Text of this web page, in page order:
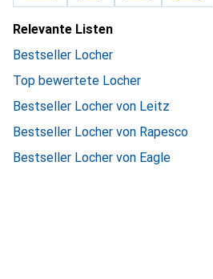
Relevante Listen
Bestseller Locher
Top bewertete Locher
Bestseller Locher von Leitz
Bestseller Locher von Rapesco
Bestseller Locher von Eagle